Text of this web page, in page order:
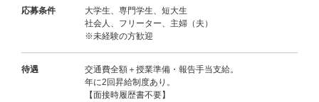
応募条件
大学生、専門学生、短大生
社会人、フリーター、主婦（夫）
※未経験の方歓迎
待遇
交通費全額＋授業準備・報告手当支給。
年に2回昇給制度あり。
【面接時履歴書不要】